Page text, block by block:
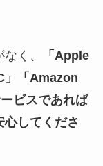
く、
「Apple
」「Amazon
ビスであれば
してくださ